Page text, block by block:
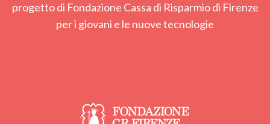
progetto di Fondazione Cassa di Risparmio di Firenze
per i giovani e le nuove tecnologie